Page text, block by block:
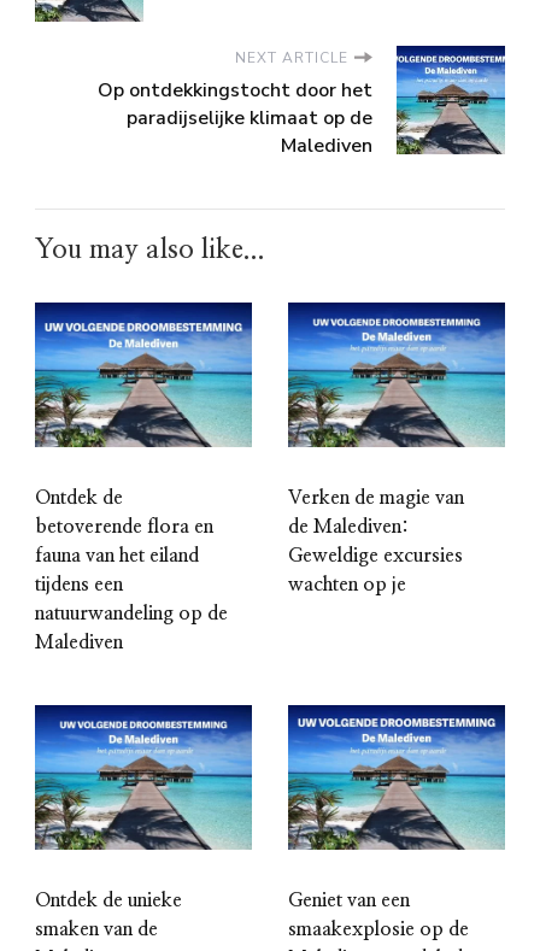
NEXT ARTICLE
Op ontdekkingstocht door het
paradijselijke klimaat op de
Malediven
You may also like...
Ontdek de
betoverende flora en
fauna van het eiland
tijdens een
natuurwandeling op de
Malediven
Verken de magie van
de Malediven:
Geweldige excursies
wachten op je
Ontdek de unieke
smaken van de
Geniet van een
smaakexplosie op de